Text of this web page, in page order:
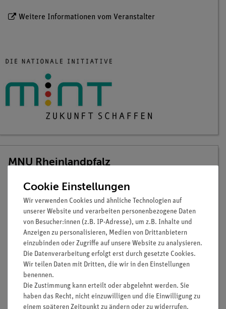
Weitere Informationen vom Veranstalter
MNU Rheinlandpfalz
30.09.2026
Veranstaltungsort:
Universität Koblenz
Universitätsstr. 1
56070 Koblenz
Weitere Informationen vom Veranstalter
Cookie Einstellungen
Wir verwenden Cookies und ähnliche Technologien auf
unserer Website und verarbeiten personenbezogene Daten
von Besucher:innen (z.B. IP-Adresse), um z.B. Inhalte und
Anzeigen zu personalisieren, Medien von Drittanbietern
einzubinden oder Zugriffe auf unsere Website zu analysieren.
Die Datenverarbeitung erfolgt erst durch gesetzte Cookies.
Wir teilen Daten mit Dritten, die wir in den Einstellungen
benennen.
Die Zustimmung kann erteilt oder abgelehnt werden. Sie
haben das Recht, nicht einzuwilligen und die Einwilligung zu
einem späteren Zeitpunkt zu ändern oder zu widerrufen.